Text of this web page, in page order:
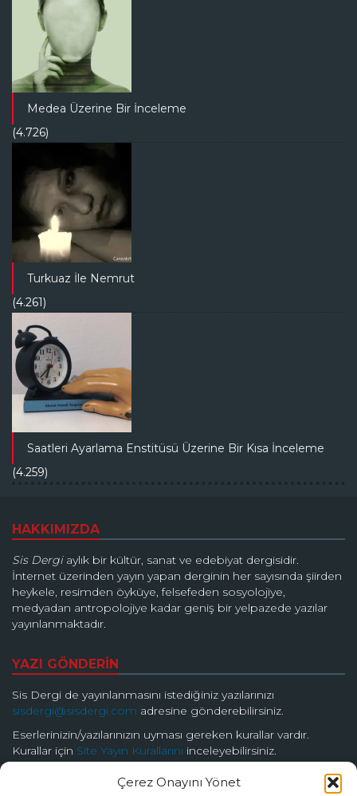
Çerez Onayını Yönet
Medea Üzerine Bir İnceleme
(4.726)
Turkuaz İle Nemrut
(4.261)
Saatleri Ayarlama Enstitüsü Üzerine Bir Kısa İnceleme
(4.259)
HAKKIMIZDA
Sis Dergiaylık bir kültür, sanat ve edebiyat dergisidir.
İnternet üzerinden yayın yapan derginin her sayısında şiirden
heykele, resimden öyküye, felsefeden sosyolojiye,
medyadan antropolojiye kadar geniş bir yelpazede yazılar
yayınlanmaktadır.
YAZI GÖNDERİN
Sis Dergi de yayınlanmasını istediğiniz yazılarınızı
sisdergi@sisdergi.com adresine gönderebilirsiniz.
Eserlerinizin/yazılarınızın uyması gereken kurallar vardır.
Kurallar için Site Yayın Kurallarını inceleyebilirsiniz.
BİZİ TAKİP EDİN